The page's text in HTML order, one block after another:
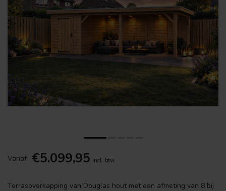
Vanaf €5.099,95 Incl. btw
Terrasoverkapping van Douglas hout met een afmeting van 8 bij